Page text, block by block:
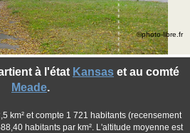
à l'état Kansas et au comté
Meade.
km² et compte 1 721 habitants (recensement
habitants par km². L'altitude moyenne est
©photo-libre.fr